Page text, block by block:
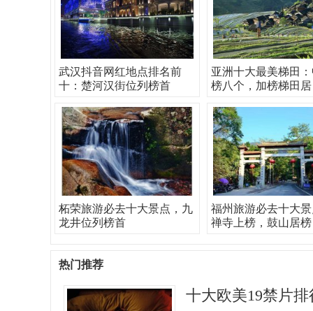
武汉抖音网红地点排名前
十：楚河汉街位列榜首
亚洲十大最美梯田
榜八个，加榜梯田居
柘荣旅游必去十大景点，九
龙井位列榜首
福州旅游必去十大
禅寺上榜，鼓山居榜
热门推荐
十大欧美19禁片